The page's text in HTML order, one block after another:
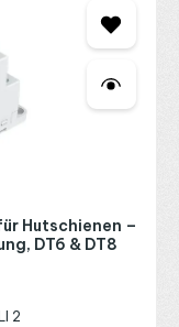
Hutschienen –
DT6 & DT8
2